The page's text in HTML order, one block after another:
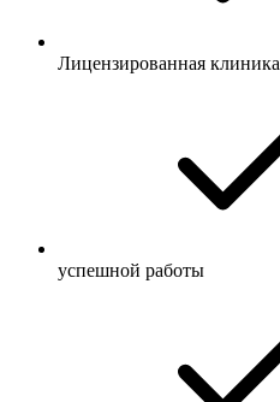
Лицензированная клиника
успешной работы